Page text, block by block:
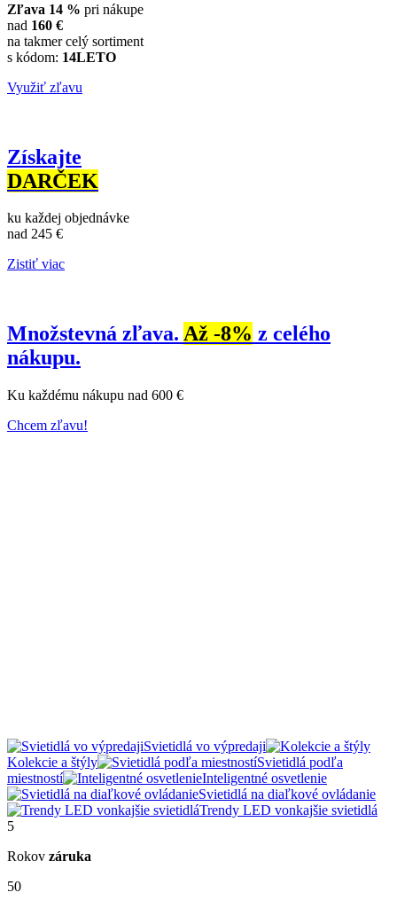
Zľava 14 % pri nákupe
nad 160 €
na takmer celý sortiment
s kódom: 14LETO
Využiť zľavu
Získajte
DARČEK
ku každej objednávke
nad 245 €
Zistiť viac
Množstevná zľava. Až -8% z celého
nákupu.
Ku každému nákupu nad 600 €
Chcem zľavu!
Svietidlá vo výpredaji
Kolekcie a štýly
Svietidlá podľa
miestností
Inteligentné osvetlenie
Svietidlá na diaľkové ovládanie
Trendy LED vonkajšie svietidlá
5
Rokov záruka
50